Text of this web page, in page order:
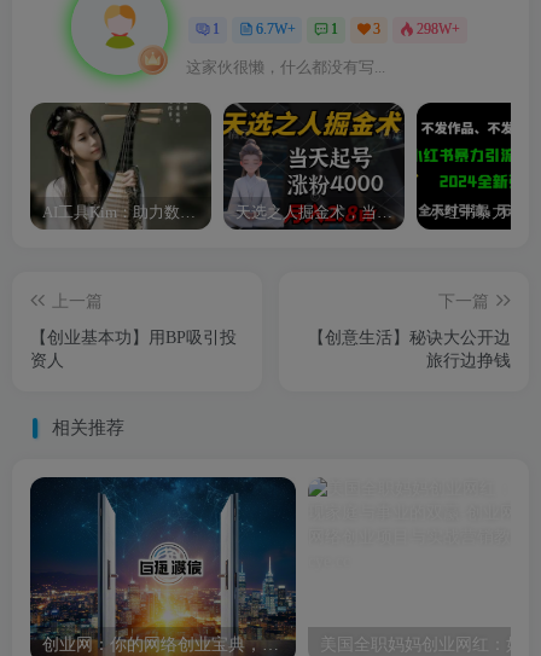
1 6.7W+ 1 3 298W+
这家伙很懒，什么都没有写...
AI工具Kim：助力数字化转型的智能助手 天选之人掘金术，当天起号，7条作品涨粉4000+，单月变现2.8w天选之人掘…
上一篇
【创业基本功】用BP吸引投
资人
下一篇
【创意生活】秘诀大公开边
旅行边挣钱
相关推荐
创业网：你的网络创业宝典，轻松开启财富之门